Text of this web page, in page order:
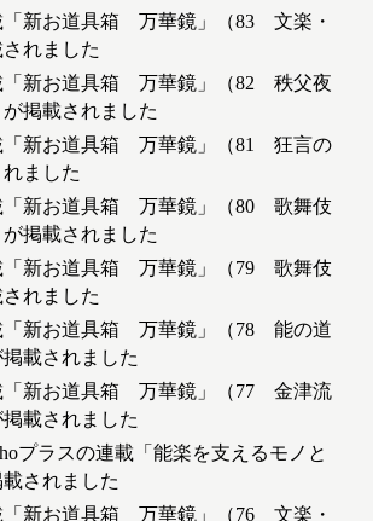
「新お道具箱 万華鏡」（83 文楽・
れました
「新お道具箱 万華鏡」（82 秩父夜
掲載されました
「新お道具箱 万華鏡」（81 狂言の
ました
「新お道具箱 万華鏡」（80 歌舞伎
掲載されました
「新お道具箱 万華鏡」（79 歌舞伎
れました
「新お道具箱 万華鏡」（78 能の道
載されました
「新お道具箱 万華鏡」（77 金津流
載されました
プラスの連載「能楽を支えるモノと
されました
「新お道具箱 万華鏡」（76 文楽・